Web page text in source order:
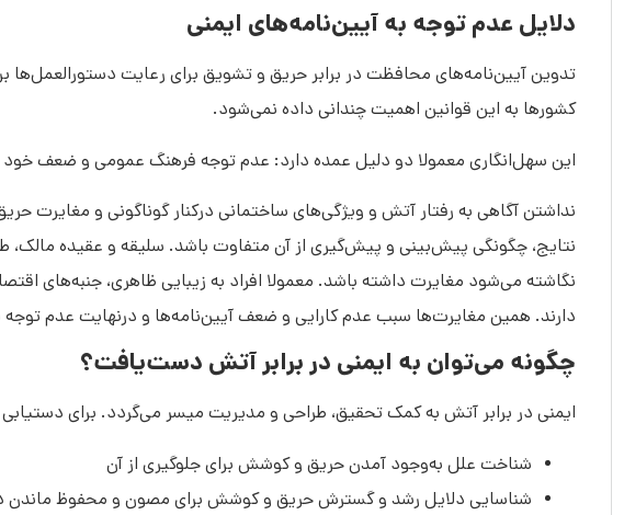
دلایل عدم توجه به آیین‌نامه‌های ایمنی
تدوین آیین‌نامه‌های محافظت در برابر حریق و تشویق برای رعایت دستورالعمل‌ها
کشورها به این قوانین اهمیت چندانی داده نمی‌شود.
این سهل‌انگاری معمولا دو دلیل عمده دارد: عدم توجه فرهنگ عمومی و ضعف خود
نداشتن آگاهی به رفتار آتش و ویژگی‌های ساختمانی درکنار گوناگونی و مغایرت
نتایج، چگونگی پیش‌بینی و پیش‌گیری از آن متفاوت باشد. سلیقه و عقیده مالک،
نگاشته می‌شود مغایرت داشته باشد. معمولا افراد به زیبایی ظاهری، جنبه‌های
دارند. همین مغایرت‌ها سبب عدم کارایی و ضعف آیین‌نامه‌ها و درنهایت عدم توجه
چگونه می‌توان به ایمنی در برابر آتش دست‌یافت؟
ایمنی در برابر آتش به کمک تحقیق، طراحی و مدیریت میسر می‌گردد. برای دستیابی
شناخت علل به‌وجود آمدن حریق و کوشش برای جلوگیری از آن
شناسایی دلایل رشد و گسترش حریق و کوشش برای مصون و محفوظ ماندن